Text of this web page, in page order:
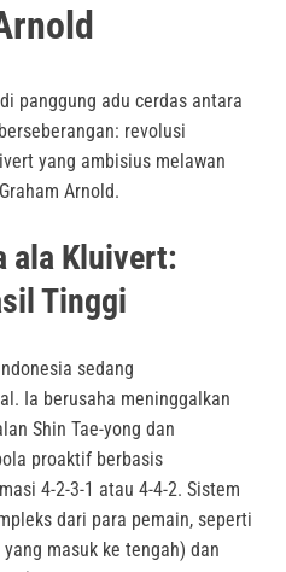
panggung adu cerdas antara
revolusi
yang ambisius melawan
Arnold.
ala Kluivert:
Tinggi
sedang
Ia berusaha meninggalkan
Shin Tae-yong dan
proaktif berbasis
4-2-3-1 atau 4-4-2. Sistem
dari para pemain, seperti
masuk ke tengah) dan